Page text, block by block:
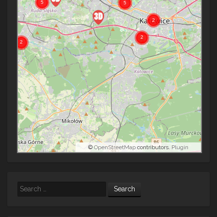
© OpenStreetMap contributors. Plugin
Search